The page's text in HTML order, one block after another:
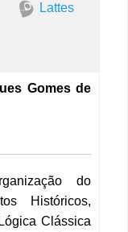
Lattes
Gomes de
do
Históricos,
Clássica